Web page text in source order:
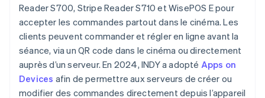
Reader S700, Stripe Reader S710 et WisePOS E pour
accepter les commandes partout dans le cinéma. Les
clients peuvent commander et régler en ligne avant la
séance, via un QR code dans le cinéma ou directement
auprès d’un serveur. En 2024, INDY a adopté Apps on
Devices afin de permettre aux serveurs de créer ou
modifier des commandes directement depuis l’appareil